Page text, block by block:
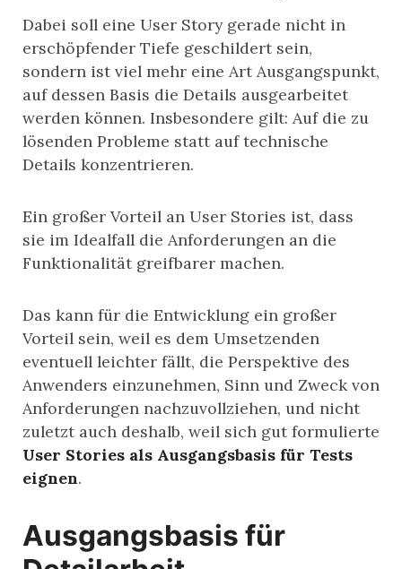
Dabei soll eine User Story gerade nicht in
erschöpfender Tiefe geschildert sein,
sondern ist viel mehr eine Art Ausgangspunkt,
auf dessen Basis die Details ausgearbeitet
werden können. Insbesondere gilt: Auf die zu
lösenden Probleme statt auf technische
Details konzentrieren.
Ein großer Vorteil an User Stories ist, dass
sie im Idealfall die Anforderungen an die
Funktionalität greifbarer machen.
Das kann für die Entwicklung ein großer
Vorteil sein, weil es dem Umsetzenden
eventuell leichter fällt, die Perspektive des
Anwenders einzunehmen, Sinn und Zweck von
Anforderungen nachzuvollziehen, und nicht
zuletzt auch deshalb, weil sich gut formulierte
User Stories als Ausgangsbasis für Tests
eignen.
Ausgangsbasis für